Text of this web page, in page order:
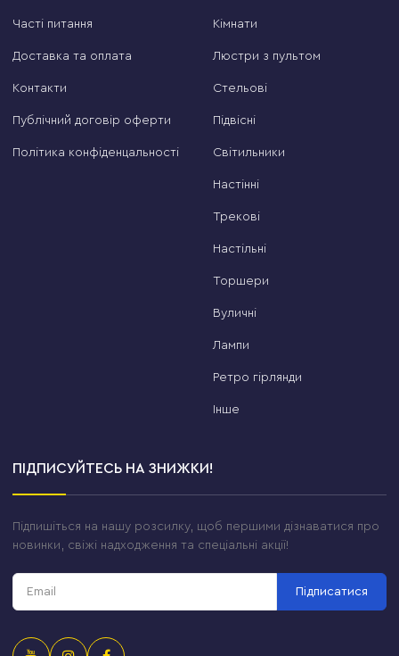
Часті питання
Доставка та оплата
Контакти
Публічний договір оферти
Політика конфіденцальності
Кімнати
Люстри з пультом
Стельові
Підвісні
Світильники
Настінні
Трекові
Настільні
Торшери
Вуличні
Лампи
Ретро гірлянди
Інше
ПІДПИСУЙТЕСЬ НА ЗНИЖКИ!
Підпишіться на нашу розсилку, щоб першими дізнаватися про
новинки, свіжі надходження та спеціальні акції!
Підписатися